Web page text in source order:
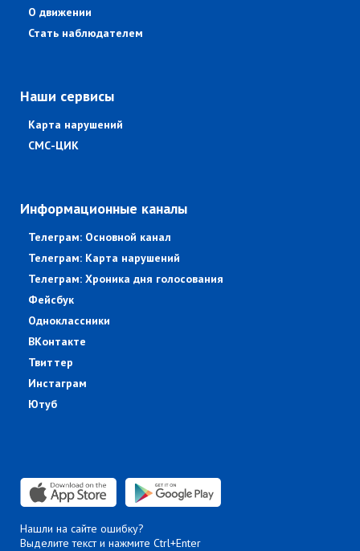
О движении
Стать наблюдателем
Наши сервисы
Карта нарушений
СМС-ЦИК
Информационные каналы
Телеграм: Основной канал
Телеграм: Карта нарушений
Телеграм: Хроника дня голосования
Фейсбук
Одноклассники
ВКонтакте
Твиттер
Инстаграм
Ютуб
Нашли на сайте ошибку?
Выделите текст и нажмите Ctrl+Enter